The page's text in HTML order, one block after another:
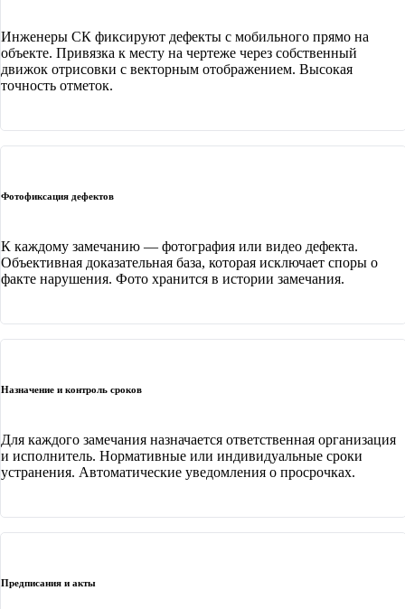
Инженеры СК фиксируют дефекты с мобильного прямо на
объекте. Привязка к месту на чертеже через собственный
движок отрисовки с векторным отображением. Высокая
точность отметок.
Фотофиксация дефектов
К каждому замечанию — фотография или видео дефекта.
Объективная доказательная база, которая исключает споры о
факте нарушения. Фото хранится в истории замечания.
Назначение и контроль сроков
Для каждого замечания назначается ответственная организация
и исполнитель. Нормативные или индивидуальные сроки
устранения. Автоматические уведомления о просрочках.
Предписания и акты